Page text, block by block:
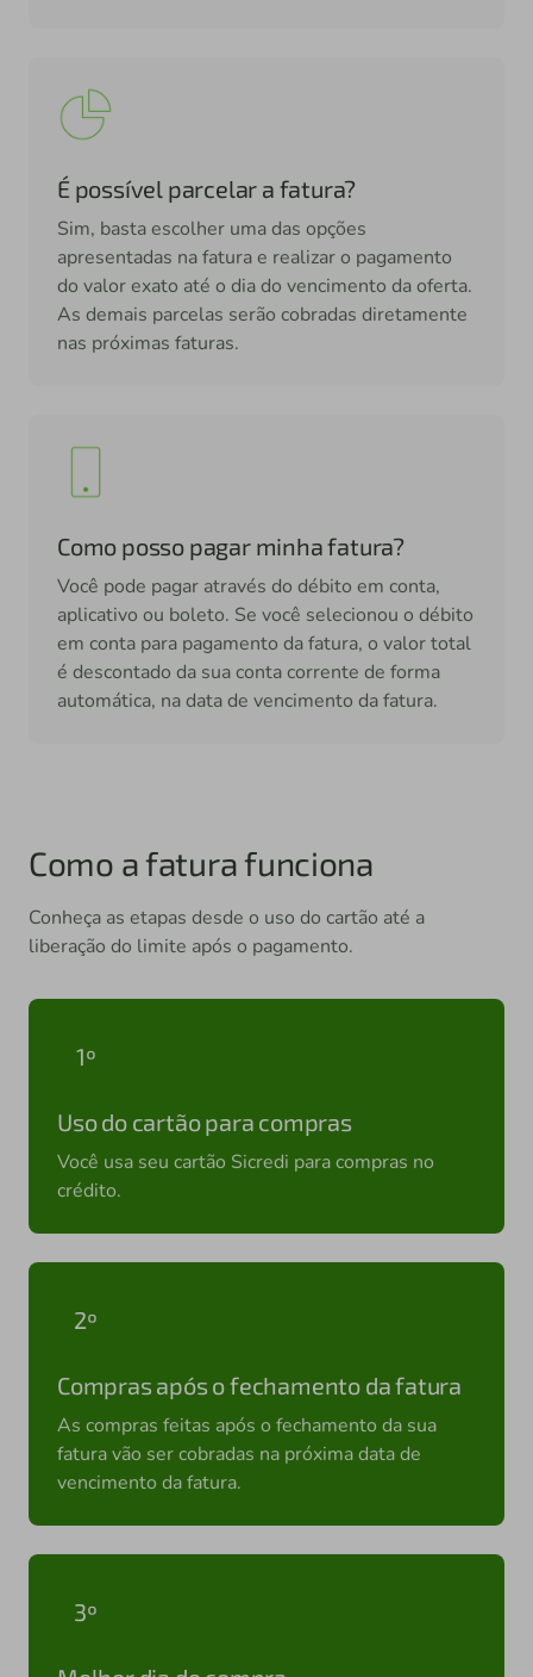
É possível parcelar a fatura?
Sim, basta escolher uma das opções
apresentadas na fatura e realizar o pagamento
do valor exato até o dia do vencimento da oferta.
As demais parcelas serão cobradas diretamente
nas próximas faturas.
Como posso pagar minha fatura?
Você pode pagar através do débito em conta,
aplicativo ou boleto. Se você selecionou o débito
em conta para pagamento da fatura, o valor total
é descontado da sua conta corrente de forma
automática, na data de vencimento da fatura.
Como a fatura funciona
Conheça as etapas desde o uso do cartão até a
liberação do limite após o pagamento.
1º
Uso do cartão para compras
Você usa seu cartão Sicredi para compras no
crédito.
2º
Compras após o fechamento da fatura
As compras feitas após o fechamento da sua
fatura vão ser cobradas na próxima data de
vencimento da fatura.
3º